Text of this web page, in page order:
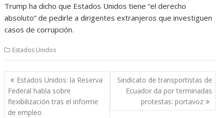
Trump ha dicho que Estados Unidos tiene “el derecho
absoluto” de pedirle a dirigentes extranjeros que investiguen
casos de corrupción.
Estados Unidos
Navegación
de
entradas
Estados Unidos: la Reserva
Federal habla sobre
flexibilización tras el informe
de empleo
Sindicato de transportistas de
Ecuador da por terminadas
protestas: portavoz